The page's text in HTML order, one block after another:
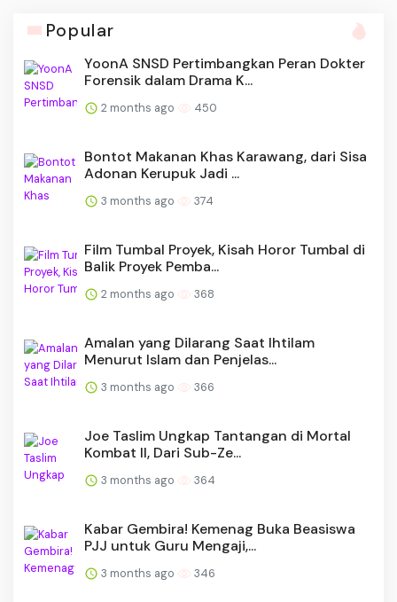
Popular
YoonA SNSD Pertimbangkan Peran Dokter
Forensik dalam Drama K...
2 months ago 450
Bontot Makanan Khas Karawang, dari Sisa
Adonan Kerupuk Jadi ...
3 months ago 374
Film Tumbal Proyek, Kisah Horor Tumbal di
Balik Proyek Pemba...
2 months ago 368
Amalan yang Dilarang Saat Ihtilam
Menurut Islam dan Penjelas...
3 months ago 366
Joe Taslim Ungkap Tantangan di Mortal
Kombat II, Dari Sub-Ze...
3 months ago 364
Kabar Gembira! Kemenag Buka Beasiswa
PJJ untuk Guru Mengaji,...
3 months ago 346